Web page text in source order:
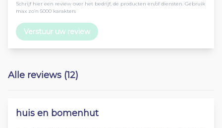
Schrijf hier een review over het bedrijf, de producten en/of diensten. Gebruik
max zo’n 5000 karakters
Verstuur uw review
Alle reviews (12)
huis en bomenhut